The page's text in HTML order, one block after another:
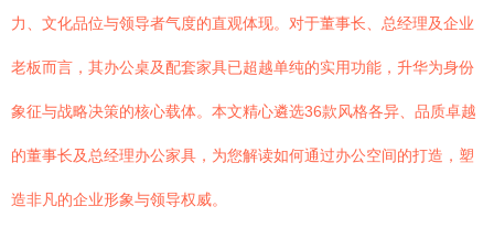
力、文化品位与领导者气度的直观体现。对于董事长、总经理及企业
老板而言，其办公桌及配套家具已超越单纯的实用功能，升华为身份
象征与战略决策的核心载体。本文精心遴选36款风格各异、品质卓越
的董事长及总经理办公家具，为您解读如何通过办公空间的打造，塑
造非凡的企业形象与领导权威。